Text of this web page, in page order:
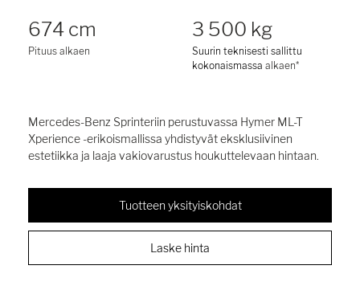
674 cm
Pituus alkaen
3 500 kg
Suurin teknisesti sallittu
kokonaismassa alkaen*
Mercedes-Benz Sprinteriin perustuvassa Hymer ML-T
Xperience -erikoismallissa yhdistyvät eksklusiivinen
estetiikka ja laaja vakiovarustus houkuttelevaan hintaan.
Tuotteen yksityiskohdat
Laske hinta